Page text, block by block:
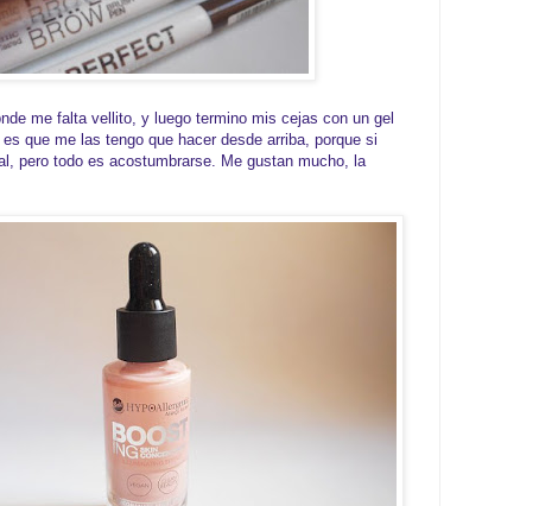
me falta vellito, y luego termino mis cejas con un gel
que me las tengo que hacer desde arriba, porque si
pero todo es acostumbrarse. Me gustan mucho, la